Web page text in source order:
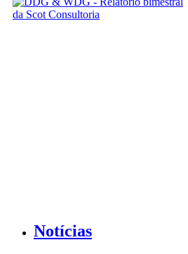
Notícias